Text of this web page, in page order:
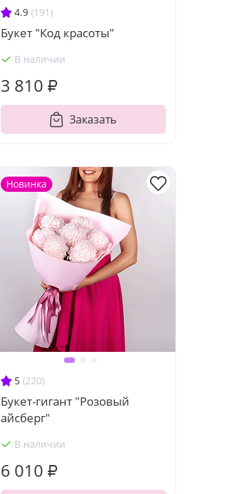
4.9 (191)
Букет "Код красоты"
В наличии
3 810 ₽
Заказать
5 (220)
Букет-гигант "Розовый
айсберг"
В наличии
6 010 ₽
Новинка